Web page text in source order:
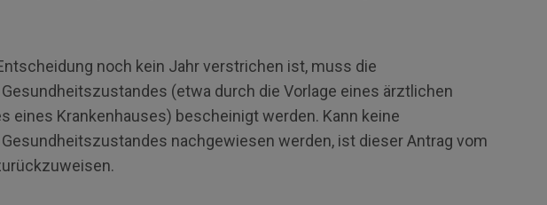
noch kein Jahr verstrichen ist, muss die
(etwa durch die Vorlage eines ärztlichen
eines Krankenhauses) bescheinigt werden. Kann keine
nachgewiesen werden, ist dieser Antrag vom